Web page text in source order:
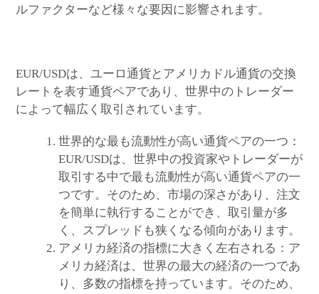
ルファクターなど様々な要因に影響されます。
EUR/USDは、ユーロ通貨とアメリカドル通貨の交換
レートを表す通貨ペアであり、世界中のトレーダー
によって幅広く取引されています。
世界的な最も流動性が高い通貨ペアの一つ：
EUR/USDは、世界中の投資家やトレーダーが
取引する中で最も流動性が高い通貨ペアの一
つです。そのため、市場の深さがあり、注文
を簡単に執行することができ、取引量が多
く、スプレッドも狭くなる傾向があります。
アメリカ経済の指標に大きく左右される：ア
メリカ経済は、世界の最大の経済の一つであ
り、多数の指標を持っています。そのため、